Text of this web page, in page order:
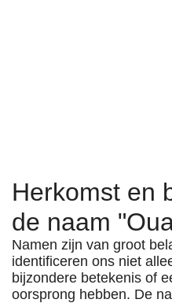
Herkomst en
de naam
Namen zijn van groot
identificeren ons niet
bijzondere betekenis of
oorsprong hebben. De